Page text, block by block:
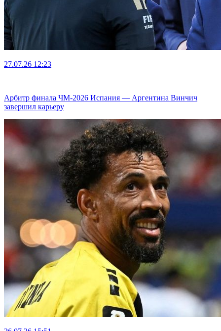
27.07.26 12:23
Арбитр финала ЧМ-2026 Испания — Аргентина Винчич
завершил карьеру